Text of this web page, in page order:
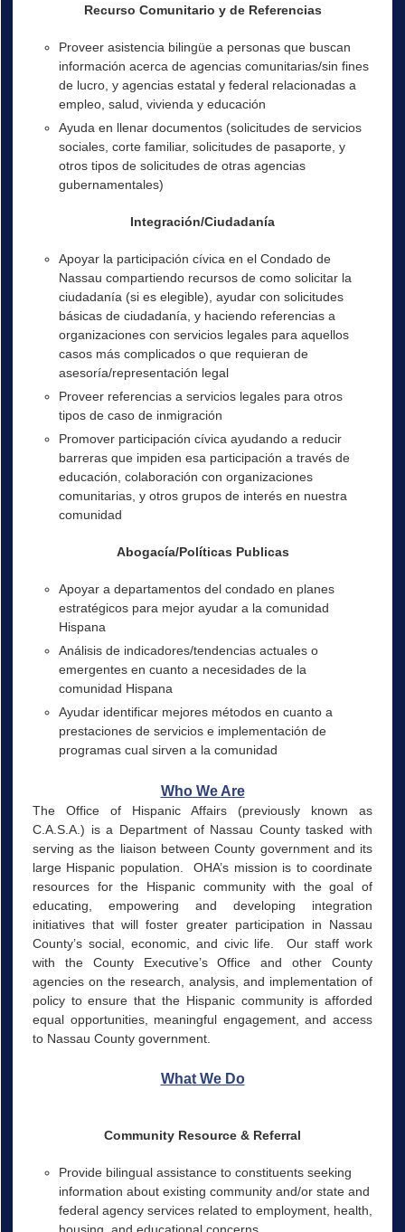
Recurso Comunitario y de Referencias
Proveer asistencia bilingüe a personas que buscan
información acerca de agencias comunitarias/sin fines
de lucro, y agencias estatal y federal relacionadas a
empleo, salud, vivienda y educación
Ayuda en llenar documentos (solicitudes de servicios
sociales, corte familiar, solicitudes de pasaporte, y
otros tipos de solicitudes de otras agencias
gubernamentales)
Integración/Ciudadanía
Apoyar la participación cívica en el Condado de
Nassau compartiendo recursos de como solicitar la
ciudadanía (si es elegible), ayudar con solicitudes
básicas de ciudadanía, y haciendo referencias a
organizaciones con servicios legales para aquellos
casos más complicados o que requieran de
asesoría/representación legal
Proveer referencias a servicios legales para otros
tipos de caso de inmigración
Promover participación cívica ayudando a reducir
barreras que impiden esa participación a través de
educación, colaboración con organizaciones
comunitarias, y otros grupos de interés en nuestra
comunidad
Abogacía/Políticas Publicas
Apoyar a departamentos del condado en planes
estratégicos para mejor ayudar a la comunidad
Hispana
Análisis de indicadores/tendencias actuales o
emergentes en cuanto a necesidades de la
comunidad Hispana
Ayudar identificar mejores métodos en cuanto a
prestaciones de servicios e implementación de
programas cual sirven a la comunidad
Who We Are
The Office of Hispanic Affairs (previously known as
C.A.S.A.) is a Department of Nassau County tasked with
serving as the liaison between County government and its
large Hispanic population. OHA’s mission is to coordinate
resources for the Hispanic community with the goal of
educating, empowering and developing integration
initiatives that will foster greater participation in Nassau
County’s social, economic, and civic life. Our staff work
with the County Executive’s Office and other County
agencies on the research, analysis, and implementation of
policy to ensure that the Hispanic community is afforded
equal opportunities, meaningful engagement, and access
to Nassau County government.
What We Do
Community Resource & Referral
Provide bilingual assistance to constituents seeking
information about existing community and/or state and
federal agency services related to employment, health,